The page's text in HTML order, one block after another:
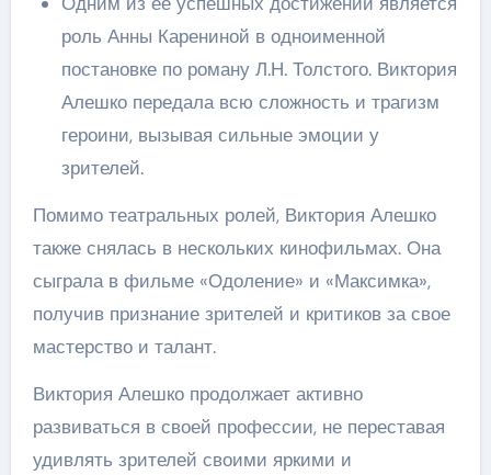
роль Анны Карениной в одноименной
постановке по роману Л.Н. Толстого. Виктория
Алешко передала всю сложность и трагизм
героини, вызывая сильные эмоции у
зрителей.
Помимо театральных ролей, Виктория Алешко
также снялась в нескольких кинофильмах. Она
сыграла в фильме «Одоление» и «Максимка»,
получив признание зрителей и критиков за свое
мастерство и талант.
Виктория Алешко продолжает активно
развиваться в своей профессии, не переставая
удивлять зрителей своими яркими и